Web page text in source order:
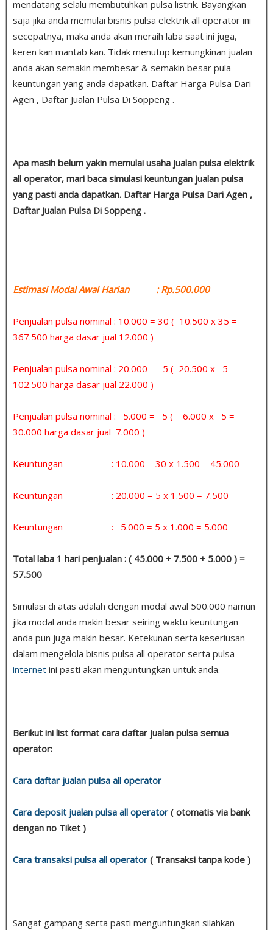
mendatang selalu membutuhkan pulsa listrik. Bayangkan
saja jika anda memulai bisnis pulsa elektrik all operator ini
secepatnya, maka anda akan meraih laba saat ini juga,
keren kan mantab kan. Tidak menutup kemungkinan jualan
anda akan semakin membesar & semakin besar pula
keuntungan yang anda dapatkan. Daftar Harga Pulsa Dari
Agen , Daftar Jualan Pulsa Di Soppeng .
Apa masih belum yakin memulai usaha jualan pulsa elektrik
all operator, mari baca simulasi keuntungan jualan pulsa
yang pasti anda dapatkan. Daftar Harga Pulsa Dari Agen ,
Daftar Jualan Pulsa Di Soppeng .
Estimasi Modal Awal Harian : Rp.500.000
Penjualan pulsa nominal : 10.000 = 30 ( 10.500 x 35 =
367.500 harga dasar jual 12.000 )
Penjualan pulsa nominal : 20.000 = 5 ( 20.500 x 5 =
102.500 harga dasar jual 22.000 )
Penjualan pulsa nominal : 5.000 = 5 ( 6.000 x 5 =
30.000 harga dasar jual 7.000 )
Keuntungan : 10.000 = 30 x 1.500 = 45.000
Keuntungan : 20.000 = 5 x 1.500 = 7.500
Keuntungan : 5.000 = 5 x 1.000 = 5.000
Total laba 1 hari penjualan : ( 45.000 + 7.500 + 5.000 ) =
57.500
Simulasi di atas adalah dengan modal awal 500.000 namun
jika modal anda makin besar seiring waktu keuntungan
anda pun juga makin besar. Ketekunan serta keseriusan
dalam mengelola bisnis pulsa all operator serta pulsa
internet ini pasti akan menguntungkan untuk anda.
Berikut ini list format cara daftar jualan pulsa semua
operator:
Cara daftar jualan pulsa all operator
Cara deposit jualan pulsa all operator ( otomatis via bank
dengan no Tiket )
Cara transaksi pulsa all operator ( Transaksi tanpa kode )
Sangat gampang serta pasti menguntungkan silahkan